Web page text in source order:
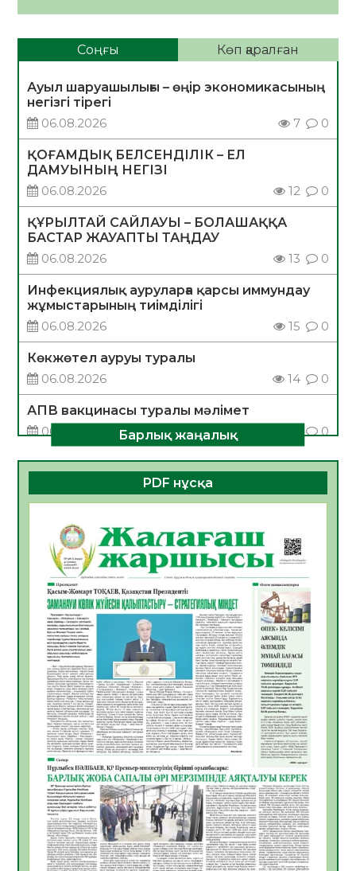
Соңғы Көп қаралған
Ауыл шаруашылығы – өңір экономикасының
негізгі тірегі
06.08.2026
7 0
ҚОҒАМДЫҚ БЕЛСЕНДІЛІК – ЕЛ
ДАМУЫНЫҢ НЕГІЗІ
06.08.2026
12 0
ҚҰРЫЛТАЙ САЙЛАУЫ – БОЛАШАҚҚА
БАСТАР ЖАУАПТЫ ТАҢДАУ
06.08.2026
13 0
Инфекциялық ауруларға қарсы иммундау
жұмыстарының тиімділігі
06.08.2026
15 0
Көкжөтел ауруы туралы
06.08.2026
14 0
АПВ вакцинасы туралы мәлімет
06.08.2026
0
Open Air: Қызылорда облысы полиция
департаменті 20 мыңнан астам
көрерменнің қауіпсіздігін қамтамасыз етті
ҚЫЗЫЛОРДАДА «САНАЛЫ ҰРПАҚ –
ЖАРҚЫН БОЛАШАҚ» АТТЫ КЕҢЕЙТІЛГЕН
МӘЖІЛІС ӨТТІ
05.08.2026
28
Қазақстан Орталық Азиядағы көшуге ең
қолайлы ел атанды
05.08.2026
30
Өрт қауіпсіздігі талаптарын сақтау – әр
азаматтың міндеті
05.08.2026
30
Руслан Рүстемұлы облыс әкімінің
кеңесшісі болып тағайындалды
05.08.2026
26
Цифрландыру саласын дамыту аясында
салынатын жаңа орталықтың жобасы
талқыланды
Барлық жаңалық
PDF нұсқа